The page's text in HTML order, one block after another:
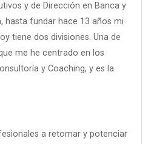
y de Dirección en Banca y
hasta fundar hace 13 años mi
tiene dos divisiones. Una de
me he centrado en los
y Coaching, y es la
a retomar y potenciar